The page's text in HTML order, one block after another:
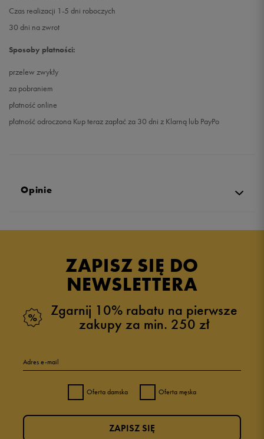
Czas realizacji 1-5 dni roboczych
30 dni na zwrot
Sposoby płatności:
przelew zwykły
za pobraniem
płatność online
płatność odroczona Kup teraz zapłać za 30 dni z Klarną lub PayPo
Opinie
ZAPISZ SIĘ DO
NEWSLETTERA
Zgarnij 10% rabatu na pierwsze
zakupy za min. 250 zł
Adres e-mail
Oferta damska Oferta męska
ZAPISZ SIĘ